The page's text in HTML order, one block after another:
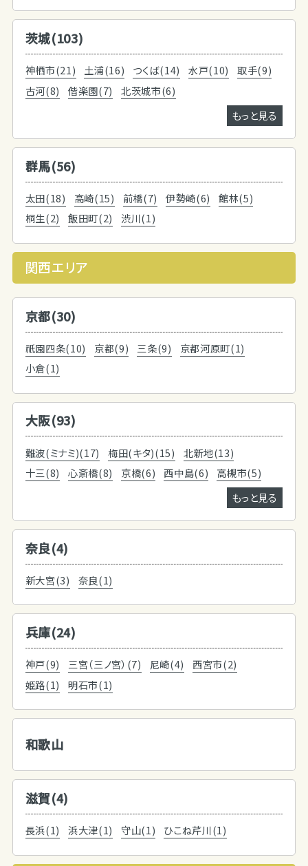
茨城(103)
神栖市(21) 土浦(16) つくば(14) 水戸(10)
取手(9)
古河(8)
偕楽園(7)
北茨城市(6)
もっと見る
群馬(56)
太田(18) 高崎(15) 前橋(7) 伊勢崎(6)
館林(5)
桐生(2)
飯田町(2) 渋川(1)
関西エリア
京都(30)
祇園四条(10) 京都(9) 三条(9)
京都河原町(1)
小倉(1)
大阪(93)
難波(ミナミ)(17) 梅田(キタ)(15)
北新地(13)
十三(8)
心斎橋(8) 京橋(6) 西中島(6)
高槻市(5)
もっと見る
奈良(4)
新大宮(3) 奈良(1)
兵庫(24)
神戸(9) 三宮（三ノ宮）(7) 尼崎(4)
西宮市(2)
姫路(1)
明石市(1)
和歌山
滋賀(4)
長浜(1) 浜大津(1) 守山(1) ひこね芹川(1)